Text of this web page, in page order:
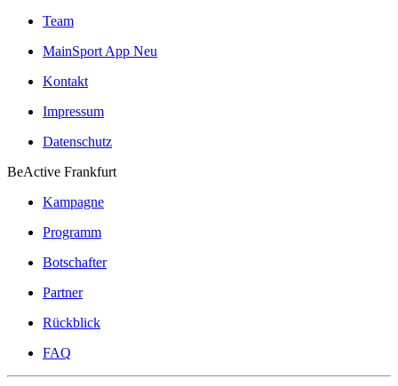
Team
MainSport App Neu
Kontakt
Impressum
Datenschutz
BeActive Frankfurt
Kampagne
Programm
Botschafter
Partner
Rückblick
FAQ